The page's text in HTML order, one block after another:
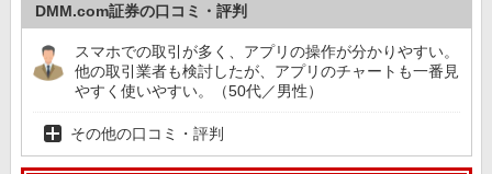
DMM.com証券の口コミ・評判
スマホでの取引が多く、アプリの操作が分かりやすい。
他の取引業者も検討したが、アプリのチャートも一番見
やすく使いやすい。（50代／男性）
その他の口コミ・評判